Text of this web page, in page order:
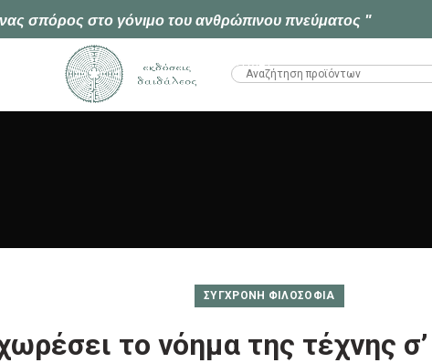
σπόρος στο γόνιμο του ανθρώπινου πνεύματος "
ΣΎΓΧΡΟΝΗ ΦΙΛΟΣΟΦΊΑ
το νόημα της τέχνης σ’